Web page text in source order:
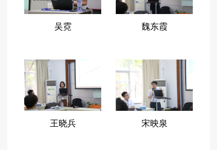
女义务后过渡教育
13:30- 16:30广东打工子弟学校校长座谈会
参会人员名单（按姓氏拼音首字母排序）：
陈媛媛：上海财经大学经济学院副教授，高等研
究院院长助理
冯帅章：暨南大学经济与社会研究院院长
吴霓 魏东霞
王晓兵 宋映泉